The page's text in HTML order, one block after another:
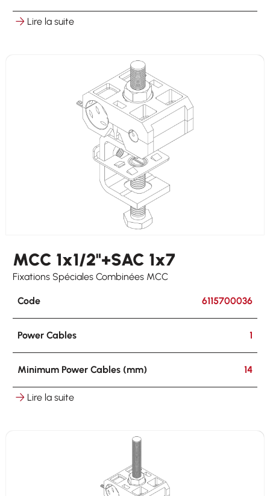
Maximum Power Cables (mm)
on round ø 8-25 mm on flat 3-25 mm
Lire la suite
MCC 1x1/2"+SAC 1x7
Fixations Spéciales Combinées MCC
Code 6115700036
Power Cables 1
Minimum Power Cables (mm) 14
Maximum Power Cables (mm)
on round ø 8-25 mm on flat 3-25 mm
Lire la suite